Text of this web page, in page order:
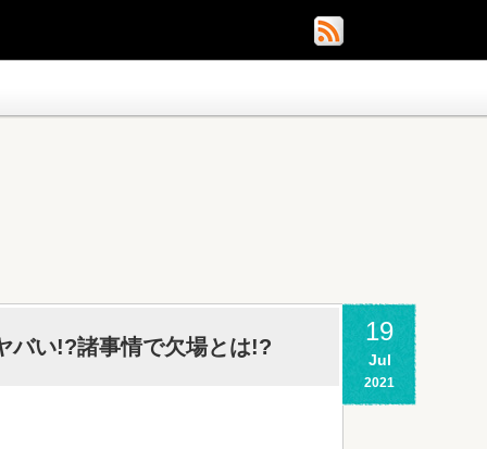
19
Jul
2021
バい!?諸事情で欠場とは!?